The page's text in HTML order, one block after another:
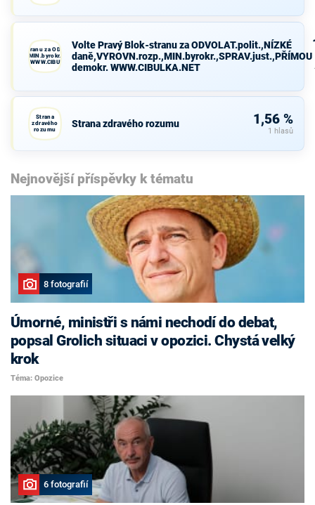
Blok-stranu za ODVOLAT.polit.,NÍZKÉ
demokr. WWW.CIBULKA.NET
Volte Pravý Blok-stranu za ODVOLAT.polit.,NÍZKÉ
daně,VYROVN.rozp.,MIN.byrokr.,SPRAV.just.,PŘÍMOU
demokr. WWW.CIBULKA.NET
Strana
zdravého
rozumu
Strana zdravého rozumu 1,56 %
1 hlasů
Nejnovější příspěvky k tématu
8 fotografií
Úmorné, ministři s námi nechodí do debat,
popsal Grolich situaci v opozici. Chystá velký
krok
Téma: Opozice
6 fotografií